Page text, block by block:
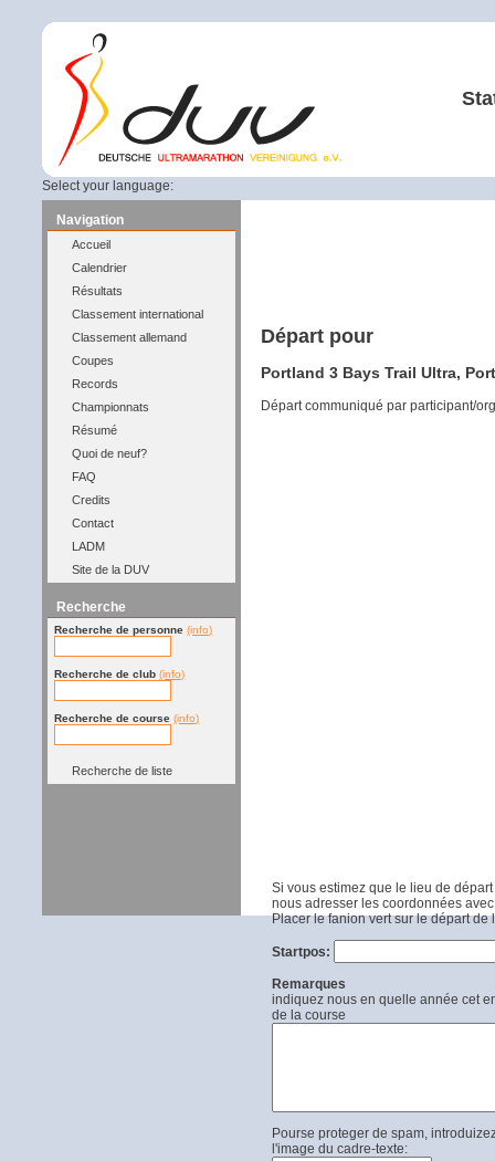
Select your language:
Navigation
Accueil
Calendrier
Résultats
Classement international
Classement allemand
Coupes
Records
Championnats
Résumé
Quoi de neuf?
FAQ
Credits
Contact
LADM
Site de la DUV
Recherche
Recherche de personne (info)
Recherche de club (info)
Recherche de course (info)
Recherche de liste
Départ pour
Portland 3 Bays Trail Ultra,
Départ communiqué par participant/
Si vous estimez que le lieu de
nous adresser les coordonnées
Placer le fanion vert sur le départ de
Startpos:
Remarques
indiquez nous en quelle année cet
de la course
Pourse proteger de spam,
l'image du cadre-texte: